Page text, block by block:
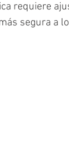
requiere
segura a